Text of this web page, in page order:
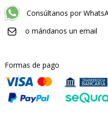
Consúltanos por
o mándanos un email
Formas de pago